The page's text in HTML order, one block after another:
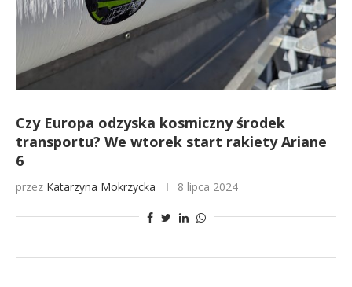
Czy Europa odzyska kosmiczny środek
transportu? We wtorek start rakiety Ariane
6
przez Katarzyna Mokrzycka 8 lipca 2024